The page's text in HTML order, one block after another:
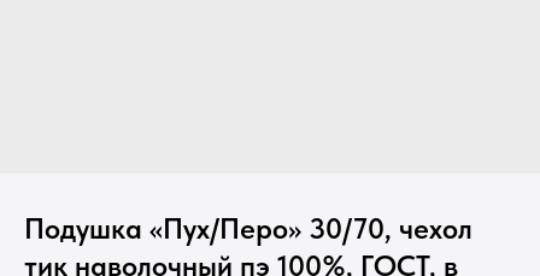
Подушка «Пух/Перо» 30/70, чехол
тик наволочный пэ 100%, ГОСТ, в